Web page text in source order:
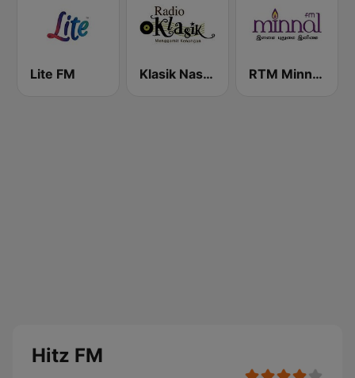
Lite FM Klasik Nasional FM RTM Minnal FM
Hitz FM